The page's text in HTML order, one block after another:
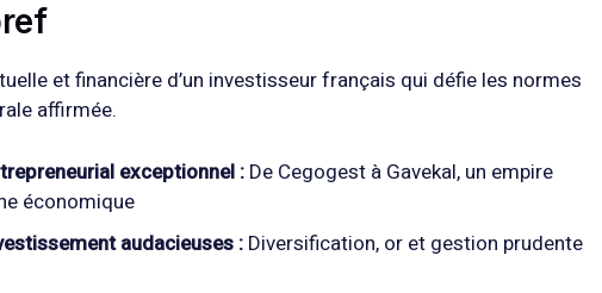
et financière d’un investisseur français qui défie les normes
affirmée.
exceptionnel : De Cegogest à Gavekal, un empire
économique
audacieuses :Diversification, or et gestion prudente